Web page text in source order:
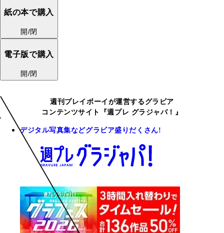
紙の本で購入
開/閉
電子版で購入
開/閉
週刊プレイボーイが運営するグラビア
コンテンツサイト『週プレ グラジャパ！』
デジタル写真集などグラビア盛りだくさん!